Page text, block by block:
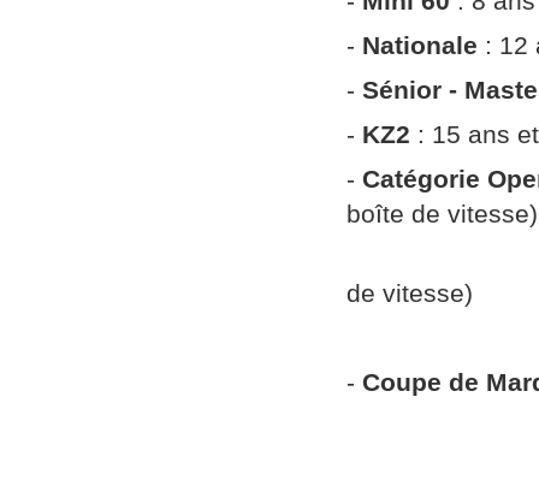
- Nationale : 12
-Sénior -
- KZ2 : 15 ans
- Catégorie
boîte de vitesse)
de vitesse)
- Coupe de